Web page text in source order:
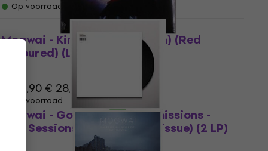
Op voorraad
Mogwai - Kin (Limited Edition) (Red
Coloured) (LP)
€ 24,90€ 28,90
Op voorraad
Mogwai - Government Commissions -
BBC Sessions 1996-2003 (Reissue) (2 LP)